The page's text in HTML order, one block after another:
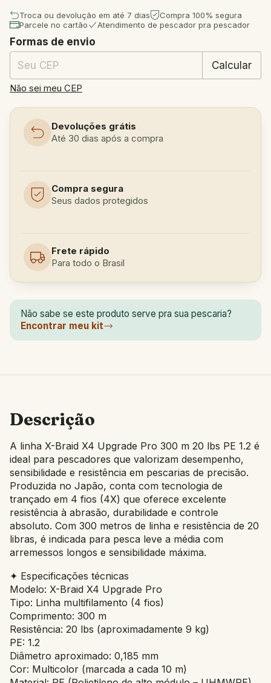
Troca ou devolução em até 7 dias
Compra 100% segura
Parcele no cartão
Atendimento de pescador pra pescador
Entregas para o CEP:
Formas de envio
Calcular
Não sei meu CEP
Devoluções grátis
Até 30 dias após a compra
Compra segura
Seus dados protegidos
Frete rápido
Para todo o Brasil
Não sabe se este produto serve pra sua pescaria?
Encontrar meu kit
Descrição
A linha X-Braid X4 Upgrade Pro 300 m 20 lbs PE 1.2 é
ideal para pescadores que valorizam desempenho,
sensibilidade e resistência em pescarias de precisão.
Produzida no Japão, conta com tecnologia de
trançado em 4 fios (4X) que oferece excelente
resistência à abrasão, durabilidade e controle
absoluto. Com 300 metros de linha e resistência de 20
libras, é indicada para pesca leve a média com
arremessos longos e sensibilidade máxima.
✦ Especificações técnicas
Modelo: X-Braid X4 Upgrade Pro
Tipo: Linha multifilamento (4 fios)
Comprimento: 300 m
Resistência: 20 lbs (aproximadamente 9 kg)
PE: 1.2
Diâmetro aproximado: 0,185 mm
Cor: Multicolor (marcada a cada 10 m)